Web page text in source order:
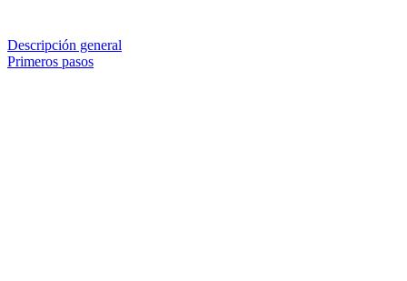
Descripción general
Primeros pasos